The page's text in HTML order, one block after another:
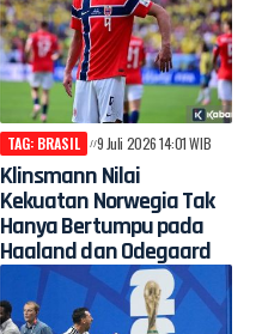
TAG: BRASIL 9 Juli 2026 14:01 WIB
Klinsmann Nilai
Kekuatan Norwegia Tak
Hanya Bertumpu pada
Haaland dan Odegaard